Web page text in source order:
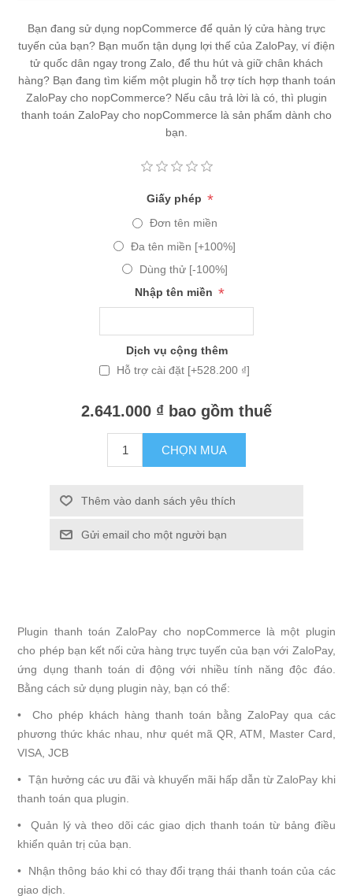
Bạn đang sử dụng nopCommerce để quản lý cửa hàng trực
tuyến của bạn? Bạn muốn tận dụng lợi thế của ZaloPay, ví điện
tử quốc dân ngay trong Zalo, để thu hút và giữ chân khách
hàng? Bạn đang tìm kiếm một plugin hỗ trợ tích hợp thanh toán
ZaloPay cho nopCommerce? Nếu câu trả lời là có, thì plugin
thanh toán ZaloPay cho nopCommerce là sản phẩm dành cho
bạn.
Giấy phép *
Đơn tên miền
Đa tên miền [+100%]
Dùng thử [-100%]
Nhập tên miền *
Dịch vụ cộng thêm
Hỗ trợ cài đặt [+528.200 ₫]
2.641.000 ₫ bao gồm thuế
CHỌN MUA
Thêm vào danh sách yêu thích
Gửi email cho một người bạn
Plugin thanh toán ZaloPay cho nopCommerce là một plugin
cho phép bạn kết nối cửa hàng trực tuyến của bạn với ZaloPay,
ứng dụng thanh toán di động với nhiều tính năng độc đáo.
Bằng cách sử dụng plugin này, bạn có thể:
• Cho phép khách hàng thanh toán bằng ZaloPay qua các
phương thức khác nhau, như quét mã QR, ATM, Master Card,
VISA, JCB
• Tận hưởng các ưu đãi và khuyến mãi hấp dẫn từ ZaloPay khi
thanh toán qua plugin.
• Quản lý và theo dõi các giao dịch thanh toán từ bảng điều
khiển quản trị của bạn.
• Nhận thông báo khi có thay đổi trạng thái thanh toán của các
giao dịch.